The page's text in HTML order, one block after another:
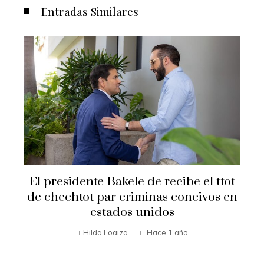
Entradas Similares
Secretario de Estado Marco Rubio
visita El Salvador
Hilda Loaiza Hace 1 año